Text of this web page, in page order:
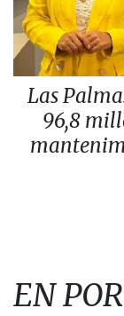
Las
96,8
EN